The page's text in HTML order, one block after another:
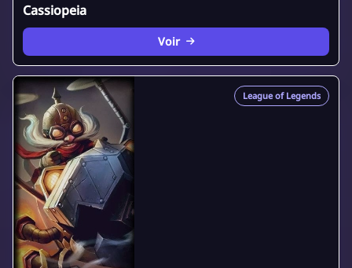
Cassiopeia
Voir
League of Legends